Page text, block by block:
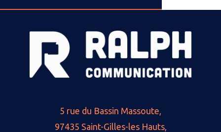
5 rue du Bassin Massoute,
97435 Saint-Gilles-les Hauts,